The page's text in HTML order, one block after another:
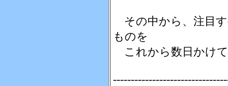
その中から、注目
ものを
これから数日かけ